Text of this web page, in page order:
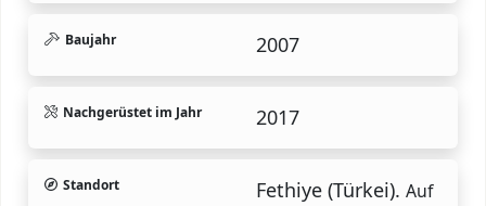
Baujahr 2007
Nachgerüstet im Jahr 2017
Standort Fethiye (Türkei). Auf